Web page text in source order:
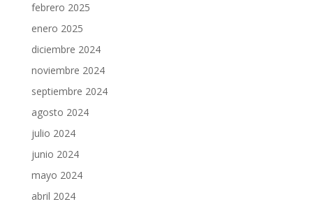
febrero 2025
enero 2025
diciembre 2024
noviembre 2024
septiembre 2024
agosto 2024
julio 2024
junio 2024
mayo 2024
abril 2024